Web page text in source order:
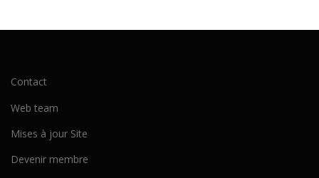
Contact
Web team
Mises à jour Site
Devenir membre